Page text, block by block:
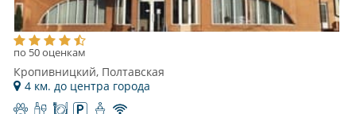
по 50 оценкам
Кропивницкий, Полтавская
4 км. до центра города